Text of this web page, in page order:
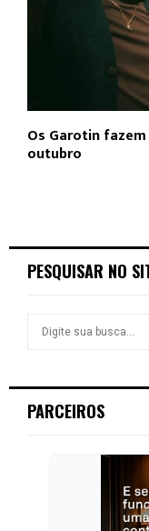
Os Garotin
outubro
PESQUISAR NO
hPARCEIROS